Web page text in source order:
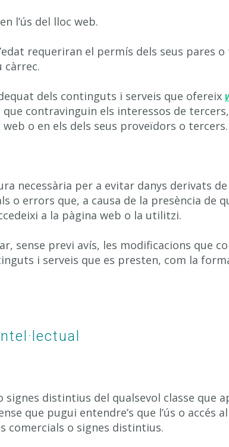
l’ús del lloc web.
requeriran el permís dels seus pares
càrrec.
dels continguts i serveis que ofereix
contravinguin els interessos de
o en els dels seus proveïdors o tercers.
necessària per a evitar danys derivats
o errors que, a causa de la presència de
a la pàgina web o la utilitzi.
sense previ avís, les modificacions que
i serveis que es presten, com la
distintius del qualsevol classe que
que pugui entendre’s que l’ús o accés
comercials o signes distintius.